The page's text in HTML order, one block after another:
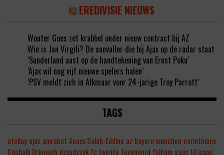
EREDIVISIE NIEUWS
Wouter Goes zet krabbel onder nieuw contract bij AZ
Wie is Jan Virgili? De aanvaller die bij Ajax op de radar staat
‘Sunderland aast op de handtekening van Ernst Poku’
‘Ajax wil nog vijf nieuwe spelers halen’
‘PSV meldt zich in Alkmaar voor 24-jarige Troy Parrott’
TAGS
afellay ajax amrabat Anass Salah-Eddine az bayern munchen corinthians
Couhaib Driouech dzsudzsak fc twente feyenoord fulham guus til isaac